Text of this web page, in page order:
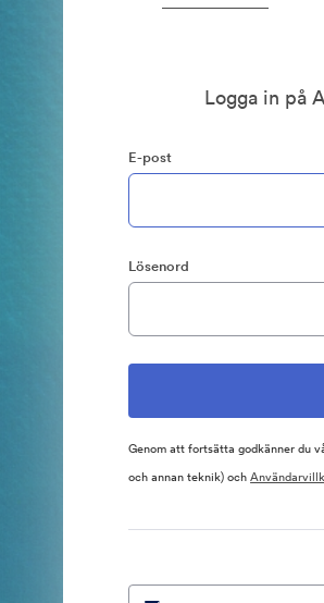
Logga in på
E-post
Lösenord
Genom att fortsätta godkänner du
och annan teknik) och